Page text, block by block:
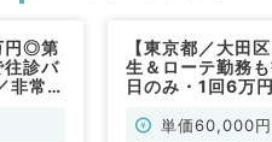
円◎第
診バ
非常
【東京都／大田
生＆ローテ勤務
日のみ・1回6万
常勤）単価60,000円